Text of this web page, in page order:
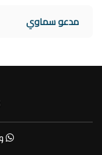
مدعو سماوي